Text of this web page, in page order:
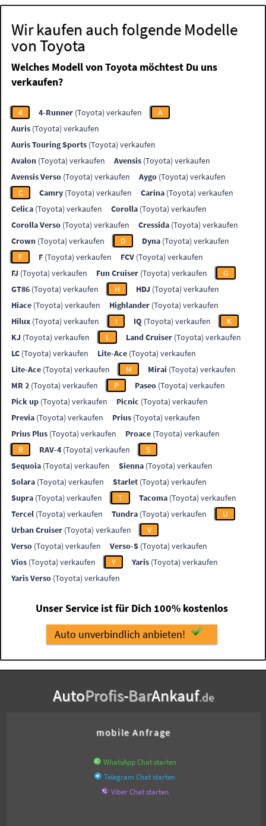
Wir kaufen auch folgende Modelle
von Toyota
Welches Modell von Toyota möchtest Du uns
verkaufen?
4 4-Runner (Toyota) verkaufen
A
Auris (Toyota) verkaufen
Auris Touring Sports (Toyota) verkaufen
Avalon (Toyota) verkaufen Avensis (Toyota) verkaufen
Avensis Verso (Toyota) verkaufen Aygo (Toyota) verkaufen
C
Camry (Toyota) verkaufen Carina (Toyota) verkaufen
Celica (Toyota) verkaufen Corolla (Toyota) verkaufen
Corolla Verso (Toyota) verkaufen Cressida (Toyota) verkaufen
Crown (Toyota) verkaufen D Dyna (Toyota) verkaufen
F
F (Toyota) verkaufen FCV (Toyota) verkaufen
FJ (Toyota) verkaufen Fun Cruiser (Toyota) verkaufen
G
GT86 (Toyota) verkaufen H HDJ (Toyota) verkaufen
Hiace (Toyota) verkaufen Highlander (Toyota) verkaufen
Hilux (Toyota) verkaufen I IQ (Toyota) verkaufen
K
KJ (Toyota) verkaufen L Land Cruiser (Toyota) verkaufen
LC (Toyota) verkaufen Lite-Ace (Toyota) verkaufen
Lite-Ace (Toyota) verkaufen M Mirai (Toyota) verkaufen
MR 2 (Toyota) verkaufen P Paseo (Toyota) verkaufen
Pick up (Toyota) verkaufen Picnic (Toyota) verkaufen
Previa (Toyota) verkaufen Prius (Toyota) verkaufen
Prius Plus (Toyota) verkaufen Proace (Toyota) verkaufen
R
RAV-4 (Toyota) verkaufen
S
Sequoia (Toyota) verkaufen Sienna (Toyota) verkaufen
Solara (Toyota) verkaufen Starlet (Toyota) verkaufen
Supra (Toyota) verkaufen T Tacoma (Toyota) verkaufen
Tercel (Toyota) verkaufen Tundra (Toyota) verkaufen
U
Urban Cruiser (Toyota) verkaufen
V
Verso (Toyota) verkaufen Verso-S (Toyota) verkaufen
Vios (Toyota) verkaufen Y Yaris (Toyota) verkaufen
Yaris Verso (Toyota) verkaufen
Unser Service ist für Dich 100% kostenlos
Auto unverbindlich anbieten!
AutoProfis-BarAnkauf.de
mobile Anfrage
WhatsApp Chat starten
Telegram Chat starten
Viber Chat starten